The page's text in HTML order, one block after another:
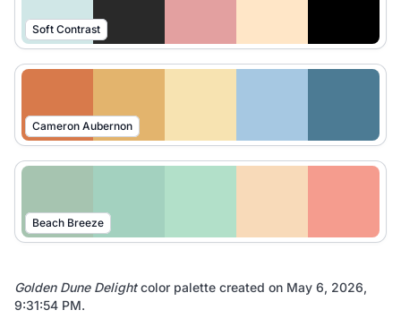
Soft Contrast
Cameron Aubernon
Beach Breeze
Golden Dune Delightcolor palette created on May 6, 2026,
9:31:54 PM.